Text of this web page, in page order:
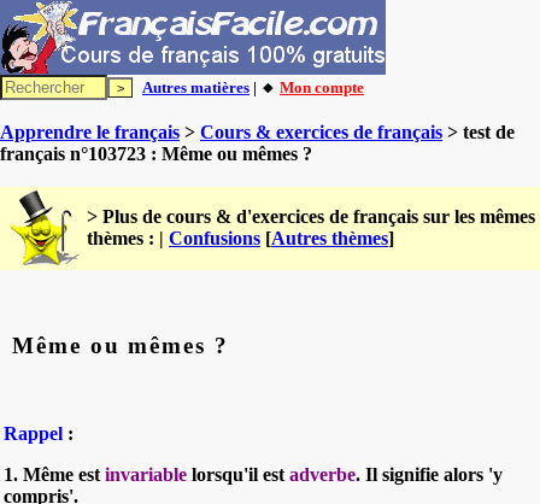
Autres matières | 🔸 Mon compte
Apprendre le français > Cours & exercices de français > test de
français n°103723 : Même ou mêmes ?
> Plus de cours & d'exercices de français sur les mêmes
thèmes : | Confusions [Autres thèmes]
Même ou mêmes ?
Rappel :
1. Même est invariable lorsqu'il est adverbe. Il signifie alors 'y
compris'.